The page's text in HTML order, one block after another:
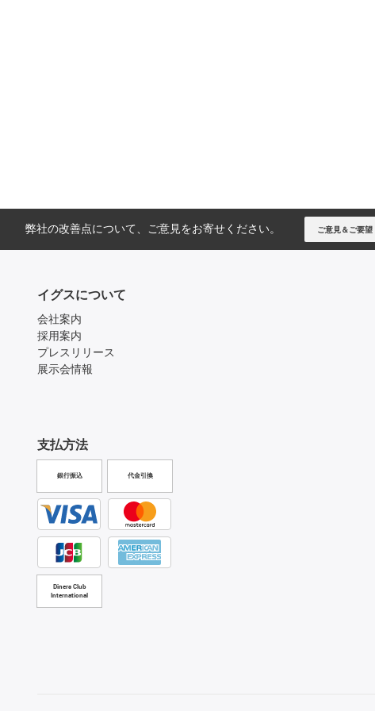
弊社の改善点について、ご意見をお寄せください。 ご意見＆ご要望
イグスについて
会社案内
採用案内
プレスリリース
展示会情報
支払方法
銀行振込 代金引換
Diners Club
International